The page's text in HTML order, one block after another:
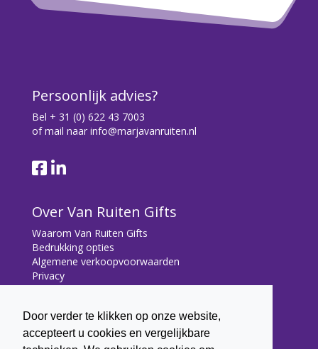
Door verder te klikken op onze website,
accepteert u cookies en vergelijkbare
Persoonlijk advies?
Bel + 31 (0) 622 43 7003
of mail naar info@marjavanruiten.nl
Over Van Ruiten Gifts
Waarom Van Ruiten Gifts
Bedrukking opties
Algemene verkoopvoorwaarden
Privacy
Contact
Contact